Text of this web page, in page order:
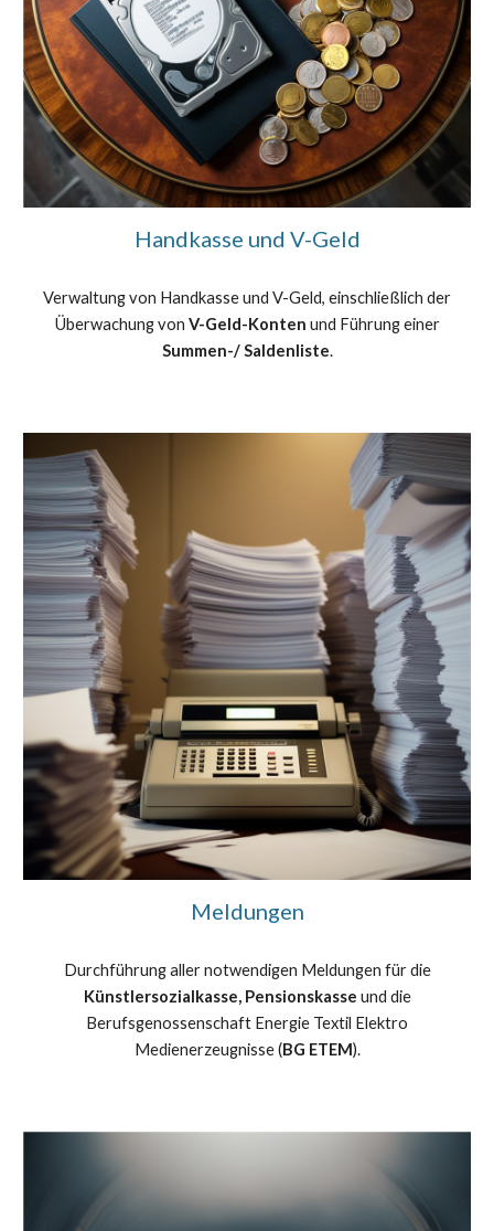
Handkasse und V-Geld
Verwaltung von Handkasse und V-Geld, einschließlich der
Überwachung von V-Geld-Konten und Führung einer
Summen-/ Saldenliste.
Meldungen
Durchführungaller notwendigen Meldungen für die
Künstlersozialkasse, Pensionskasse und die
Berufsgenossenschaft Energie Textil Elektro
Medienerzeugnisse (BG ETEM).